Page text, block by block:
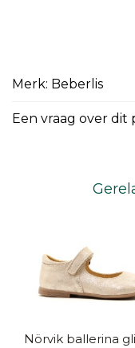
Merk: Beberlis
Een vraag over
Nörvik ballerina